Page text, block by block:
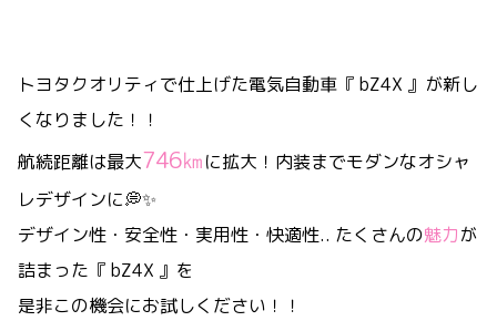
トヨタクオリティで仕上げた電気自動車『 bZ4X 』が新し
くなりました！！
航続距離は最大746㎞に拡大！内装までモダンなオシャ
レデザインに💭✨
デザイン性・安全性・実用性・快適性.. たくさんの魅力が
詰まった『 bZ4X 』を
是非この機会にお試しください！！